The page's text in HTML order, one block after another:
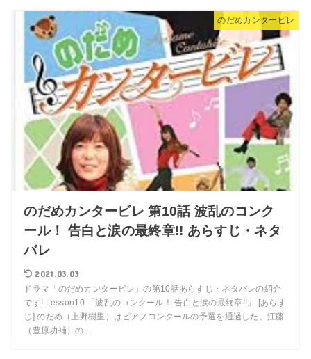
のだめカンタービレ
のだめカンタービレ 第10話 波乱のコンク
ール！ 告白と涙の最終章!! あらすじ・ネタ
バレ
2021.03.03
ドラマ「のだめカンタービレ」の第10話あらすじ・ネタバレの紹介
です! Lesson10 「波乱のコンクール！ 告白と涙の最終章!!」 [あらす
じ] のだめ（上野樹里）はピアノコンクールの予選を通過した。江藤
（豊原功補）の...